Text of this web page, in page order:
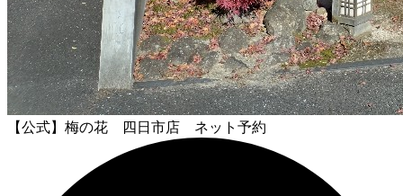
【公式】梅の花 四日市店 ネット予約